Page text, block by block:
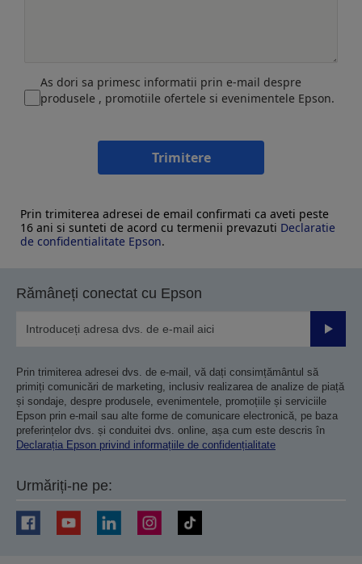
As dori sa primesc informatii prin e-mail despre
produsele , promotiile ofertele si evenimentele Epson.
Trimitere
Prin trimiterea adresei de email confirmati ca aveti peste
16 ani si sunteti de acord cu termenii prevazuti Declaratie
de confidentialitate Epson.
Rămâneți conectat cu Epson
Prin trimiterea adresei dvs. de e-mail, vă dați consimțământul să
primiți comunicări de marketing, inclusiv realizarea de analize de piață
și sondaje, despre produsele, evenimentele, promoțiile și serviciile
Epson prin e-mail sau alte forme de comunicare electronică, pe baza
preferințelor dvs. și conduitei dvs. online, așa cum este descris în
Declarația Epson privind informațiile de confidențialitate
Urmăriți-ne pe: